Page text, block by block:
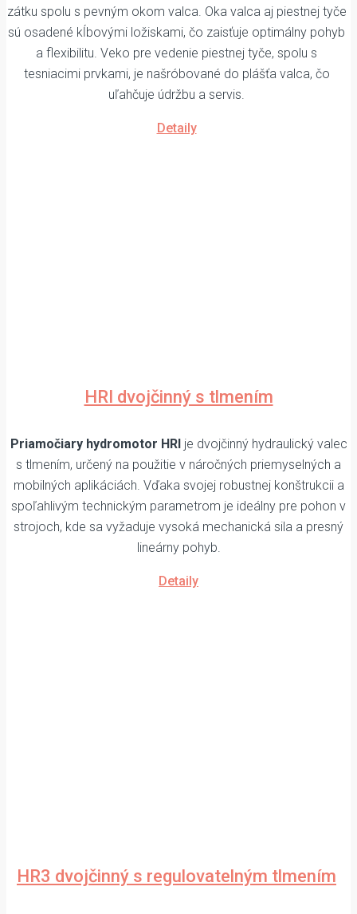
zátku spolu s pevným okom valca. Oka valca aj piestnej tyče
sú osadené kĺbovými ložiskami, čo zaisťuje optimálny pohyb
a flexibilitu. Veko pre vedenie piestnej tyče, spolu s
tesniacimi prvkami, je našróbované do plášťa valca, čo
uľahčuje údržbu a servis.
Detaily
HRI dvojčinný s tlmením
Priamočiary hydromotor HRIje dvojčinný hydraulický valec
s tlmením, určený na použitie v náročných priemyselných a
mobilných aplikáciách. Vďaka svojej robustnej konštrukcii a
spoľahlivým technickým parametrom je ideálny pre pohon v
strojoch, kde sa vyžaduje vysoká mechanická sila a presný
lineárny pohyb.
Detaily
HR3 dvojčinný s regulovatelným tlmením